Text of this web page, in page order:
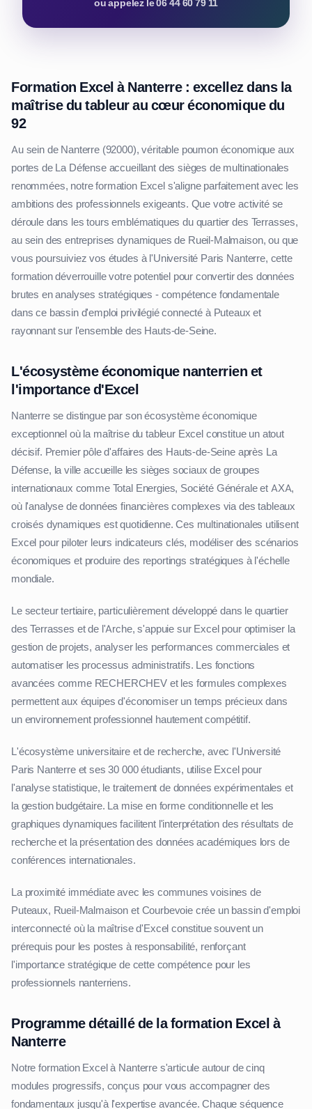
ou appelez le 06 44 60 79 11
Formation Excel à Nanterre : excellez dans la
maîtrise du tableur au cœur économique du
92
Au sein de Nanterre (92000), véritable poumon économique aux
portes de La Défense accueillant des sièges de multinationales
renommées, notre formation Excel s'aligne parfaitement avec les
ambitions des professionnels exigeants. Que votre activité se
déroule dans les tours emblématiques du quartier des Terrasses,
au sein des entreprises dynamiques de Rueil-Malmaison, ou que
vous poursuiviez vos études à l'Université Paris Nanterre, cette
formation déverrouille votre potentiel pour convertir des données
brutes en analyses stratégiques - compétence fondamentale
dans ce bassin d'emploi privilégié connecté à Puteaux et
rayonnant sur l'ensemble des Hauts-de-Seine.
L'écosystème économique nanterrien et
l'importance d'Excel
Nanterre se distingue par son écosystème économique
exceptionnel où la maîtrise du tableur Excel constitue un atout
décisif. Premier pôle d'affaires des Hauts-de-Seine après La
Défense, la ville accueille les sièges sociaux de groupes
internationaux comme Total Energies, Société Générale et AXA,
où l'analyse de données financières complexes via des tableaux
croisés dynamiques est quotidienne. Ces multinationales utilisent
Excel pour piloter leurs indicateurs clés, modéliser des scénarios
économiques et produire des reportings stratégiques à l'échelle
mondiale.
Le secteur tertiaire, particulièrement développé dans le quartier
des Terrasses et de l'Arche, s'appuie sur Excel pour optimiser la
gestion de projets, analyser les performances commerciales et
automatiser les processus administratifs. Les fonctions
avancées comme RECHERCHEV et les formules complexes
permettent aux équipes d'économiser un temps précieux dans
un environnement professionnel hautement compétitif.
L'écosystème universitaire et de recherche, avec l'Université
Paris Nanterre et ses 30 000 étudiants, utilise Excel pour
l'analyse statistique, le traitement de données expérimentales et
la gestion budgétaire. La mise en forme conditionnelle et les
graphiques dynamiques facilitent l'interprétation des résultats de
recherche et la présentation des données académiques lors de
conférences internationales.
La proximité immédiate avec les communes voisines de
Puteaux, Rueil-Malmaison et Courbevoie crée un bassin d'emploi
interconnecté où la maîtrise d'Excel constitue souvent un
prérequis pour les postes à responsabilité, renforçant
l'importance stratégique de cette compétence pour les
professionnels nanterriens.
Programme détaillé de la formation Excel à
Nanterre
Notre formation Excel à Nanterre s'articule autour de cinq
modules progressifs, conçus pour vous accompagner des
fondamentaux jusqu'à l'expertise avancée. Chaque séquence